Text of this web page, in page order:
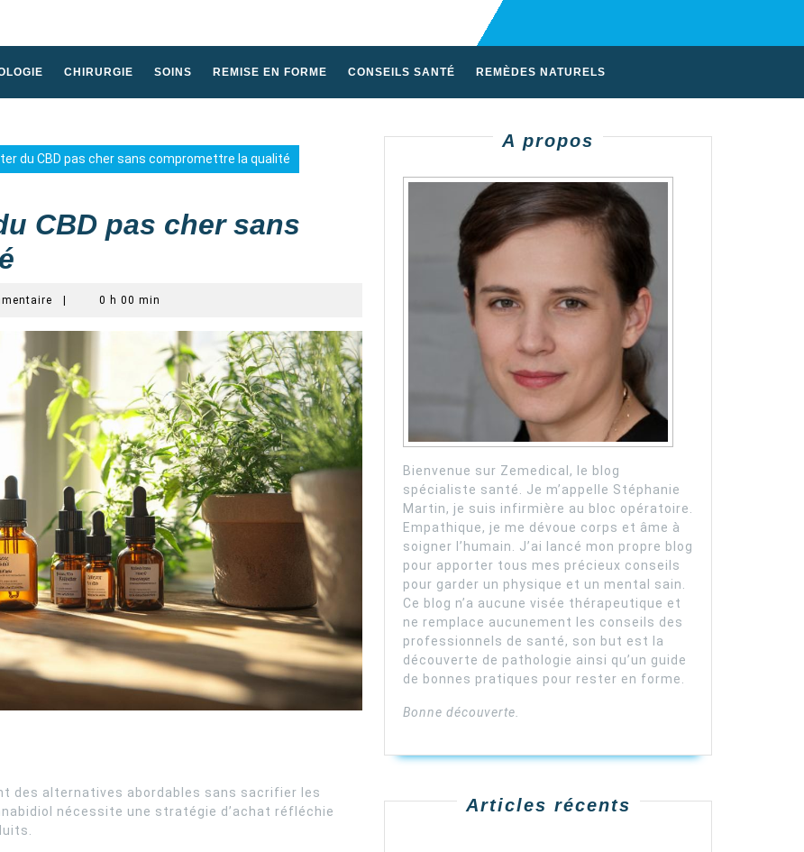
CHIRURGIE SOINS REMISE EN FORME CONSEILS SANTÉ REMÈDES NATURELS
du CBD pas cher sans compromettre la qualité
CBD pas cher sans
0 h 00 min
des alternatives abordables sans sacrifier les
nécessite une stratégie d’achat réfléchie
A propos
Bienvenue sur Zemedical, le blog
spécialiste santé. Je m’appelle Stéphanie
Martin, je suis infirmière au bloc opératoire.
Empathique, je me dévoue corps et âme à
soigner l’humain. J’ai lancé mon propre blog
pour apporter tous mes précieux conseils
pour garder un physique et un mental sain.
Ce blog n’a aucune visée thérapeutique et
ne remplace aucunement les conseils des
professionnels de santé, son but est la
découverte de pathologie ainsi qu’un guide
de bonnes pratiques pour rester en forme.
Bonne découverte.
Articles récents